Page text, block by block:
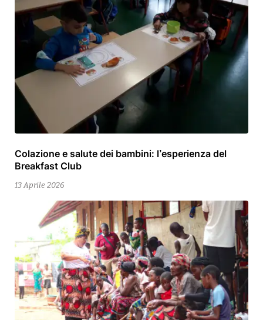
Colazione e salute dei bambini: l’esperienza del
Breakfast Club
13 Aprile 2026
13
Aprile
2026